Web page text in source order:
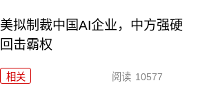
美拟制裁中国AI企业，中方强硬
回击霸权
相关 阅读 10577